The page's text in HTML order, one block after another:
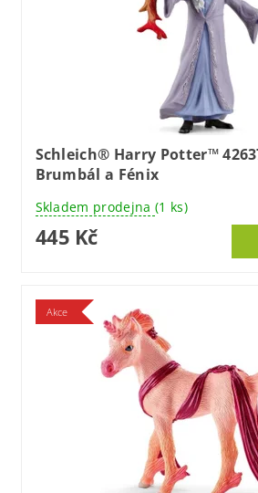
Schleich® Harry Potter™
Brumbál a Fénix
Skladem prodejna (1 ks)
445 Kč
Akce